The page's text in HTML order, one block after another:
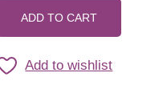
ADD TO CART
Add to wishlist